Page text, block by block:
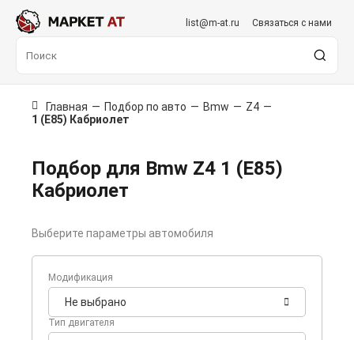
list@m-at.ru Связаться с нами
Главная — Подбор по авто — Bmw — Z4 —
1 (E85) Кабриолет
Подбор для Bmw Z4 1 (E85)
Кабриолет
Выберите параметры автомобиля
Модификация
Не выбрано
Тип двигателя